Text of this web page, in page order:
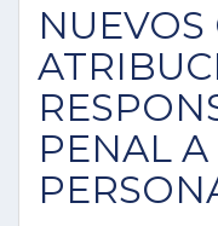
NUEVOS
PENAL A